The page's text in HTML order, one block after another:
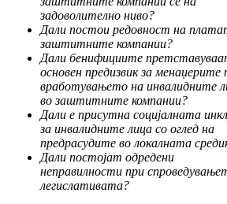
задоволително ниво?
Дали постои редовност на
заштитните компании?
Дали бенифициите
основен предизвик за менаџерите
вработувањето на инвалидните
во заштитните компании?
Дали е присутна социјалната
за инвалидните лица со оглед на
предрасудите во локалната
Дали постојат одредени
неправилности при
легислативата?